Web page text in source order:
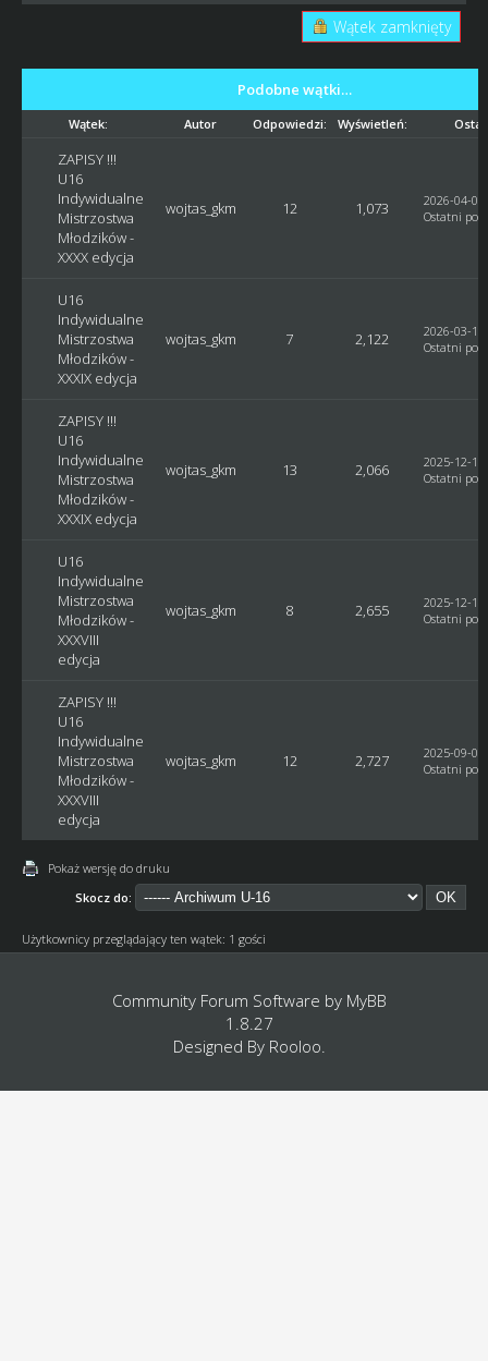
Wątek zamknięty
Podobne wątki…
Wątek: Autor Odpowiedzi: Wyświetleń:
ZAPISY !!!
U16
Indywidualne
Mistrzostwa
Młodzików -
XXXX edycja
wojtas_gkm 12 1,073
2026-04-
Ostatni post
U16
Indywidualne
Mistrzostwa
Młodzików -
XXXIX edycja
wojtas_gkm 7 2,122
2026-03-
Ostatni post
ZAPISY !!!
U16
Indywidualne
Mistrzostwa
Młodzików -
XXXIX edycja
wojtas_gkm 13 2,066
2025-12-
Ostatni post
U16
Indywidualne
Mistrzostwa
Młodzików -
XXXVIII
edycja
wojtas_gkm 8 2,655
2025-12-
Ostatni post
ZAPISY !!!
U16
Indywidualne
Mistrzostwa
Młodzików -
XXXVIII
edycja
wojtas_gkm 12 2,727
2025-09-
Ostatni post
Pokaż wersję do druku
Skocz do:
Użytkownicy przeglądający ten wątek: 1 gości
Community Forum Software by MyBB
1.8.27
Designed By Rooloo.